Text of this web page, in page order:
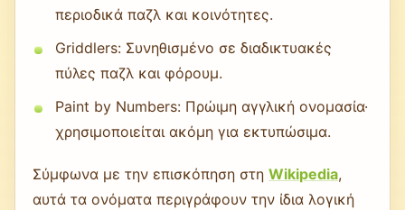
περιοδικά παζλ και κοινότητες.
Griddlers: Συνηθισμένο σε διαδικτυακές
πύλες παζλ και φόρουμ.
Paint by Numbers: Πρώιμη αγγλική ονομασία·
χρησιμοποιείται ακόμη για εκτυπώσιμα.
Σύμφωνα με την επισκόπηση στηWikipedia,
αυτά τα ονόματα περιγράφουν την ίδια λογική